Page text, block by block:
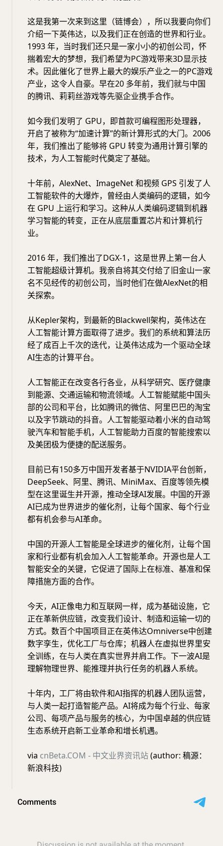
这是我第一次来到这里（链博会），所以我要向你们
介绍一下英伟达，以及我们正在创造的世界和行业。
1993 年，当时我们还只是一家小小的初创公司，怀
揣着宏大的梦想，我们希望为PC游戏带来3D显示技
术。因此催化了世界上最大的娱乐产业之一的PC游戏
产业，这令人自豪。早在20 多年前，我们就与中国
的腾讯、莉莉丝游戏等先驱企业携手合作。
如今我们发明了 GPU，即首款可编程图形处理器，
开启了被称为“加速计算”的新计算形式的大门。2006
年，我们推出了能够将 GPU 转变为通用计算引擎的
技术，为人工智能时代奠定了基础。
十年前，AlexNet、ImageNet 和视频 GPS 引发了人
工智能软件的大爆炸，曾经由人类编码的逻辑，如今
在 GPU 上运行和学习。这种从人类编码逻辑到机器
学习智能的转变，正在从底层重置芯片和计算机行
业。
2016 年，我们推出了DGX-1，这是世界上第一台人
工智能超级计算机。我亲自将其交付给了旧金山一家
名不见经传的初创公司，当时他们在做AlexNet的相
关探索。
从Kepler架构，到最新的Blackwell架构，英伟达在
人工智能计算方面取得了进步。我们的系统和算法历
经了成百上千次的迭代，让英伟达成为一个驱动全球
AI生态的计算平台。
人工智能正在改变各行各业，从科学研究、医疗健康
到能源、交通运输和物流领域。人工智能赋能中国头
部的公司和平台，比如腾讯的微信、阿里巴巴的淘宝
以及字节跳动的抖音。人工智能驱动着小米的自动驾
驶汽车和智能手机，人工智能助力百度的智能搜索以
及美团极为便捷的配送服务。
目前已有150多万中国开发者基于NVIDIA平台创新，
DeepSeek、阿里、腾讯、MiniMax、百度等领先模
型在这里诞生并开源，推动全球AI发展。中国的开源
AI已成为世界进步的催化剂，让每个国家、每个行业
都有机会参与AI革命。
中国的开源人工智能是全球进步的催化剂，让每个国
家和行业都有机会加入人工智能革命。开源也是人工
智能安全的关键，它促进了国际上在标准、基准和保
障措施方面的合作。
今天，AI正像电力和互联网一样，成为基础设施，它
正在革新供应链，改变我们设计、制造和运输一切的
方式。数百个中国项目正在英伟达Omniverse中创建
数字孪生，优化工厂与仓库；机器人在虚拟世界里安
全训练，在与人类在真实世界并肩工作。下一波AI是
理解物理世界、能推理并执行任务的机器人系统。
十年内，工厂将由软件和AI指挥的机器人团队运营，
与人类一起打造智能产品。AI将成为每个行业、每家
公司、每项产品与服务的核心，为中国卓越的供应链
生态系统开启新工业革命和增长机遇。
via cnBeta.COM - 中文业界资讯站(author: 稿源：
新浪科技)